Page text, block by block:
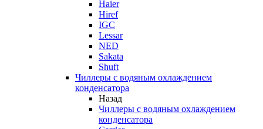
Haier
Hiref
IGC
Lessar
NED
Sakata
Shuft
Чиллеры с водяным охлаждением
конденсатора
Назад
Чиллеры с водяным охлаждением
конденсатора